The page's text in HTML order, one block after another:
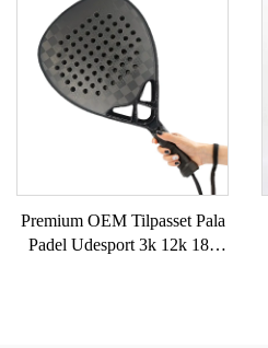
T700 Rå Carbonfiber
Pickleball Paddles 2024
Premium OEM Tilpasset Pala
Padel Udesport 3k 12k 18k